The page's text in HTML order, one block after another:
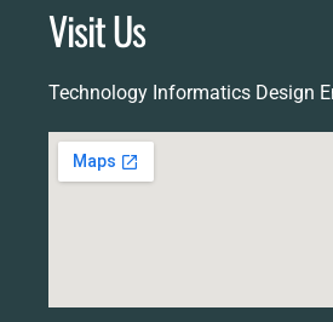
Visit Us
Technology Informatics Design